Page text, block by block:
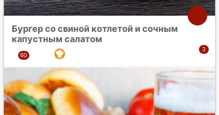
Бургер со свиной котлетой и сочным
капустным салатом